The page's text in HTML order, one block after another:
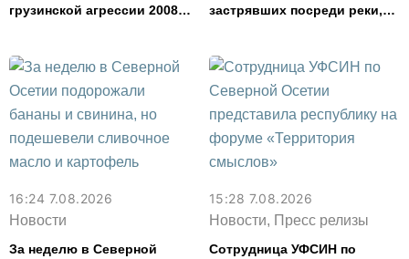
грузинской агрессии 2008
застрявших посреди реки,
16:24 7.08.2026
Новости
За неделю в Северной
15:28 7.08.2026
Новости, Пресс релизы
Сотрудница УФСИН по